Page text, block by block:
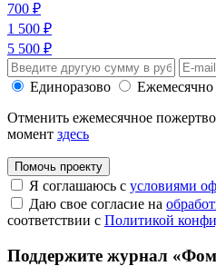
700 ₽
1 500 ₽
5 500 ₽
Единоразово
Ежемесячно
Отменить ежемесячное
момент здесь
Помочь проекту
Я соглашаюсь с условиями
Даю свое согласие на
соответствии с Политикой
Поддержите журнал